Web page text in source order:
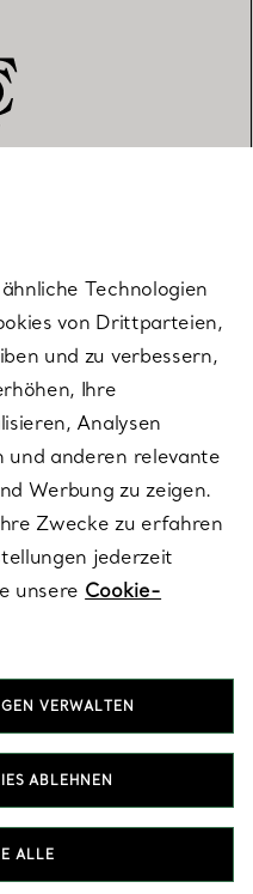
Technologien
von Drittparteien,
und zu verbessern,
Ihre
Analysen
und anderen relevante
Werbung zu zeigen.
Zwecke zu erfahren
jederzeit
unsere Cookie-
VERWALTEN
ABLEHNEN
ALLE